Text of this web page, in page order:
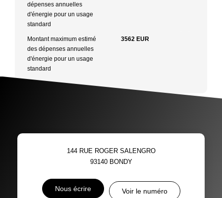
dépenses annuelles
d'énergie pour un usage
standard
Montant maximum estimé
des dépenses annuelles
d'énergie pour un usage
standard
3562 EUR
144 RUE ROGER SALENGRO
93140 BONDY
Nous écrire Voir le numéro